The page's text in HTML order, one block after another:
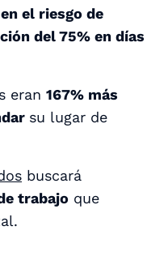
el riesgo de
del 75% en días
eran 167% más
su lugar de
buscará
trabajo que